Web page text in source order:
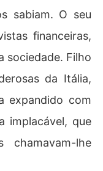
sabiam. O seu
financeiras,
sociedade. Filho
da Itália,
expandido com
implacável, que
chamavam-lhe